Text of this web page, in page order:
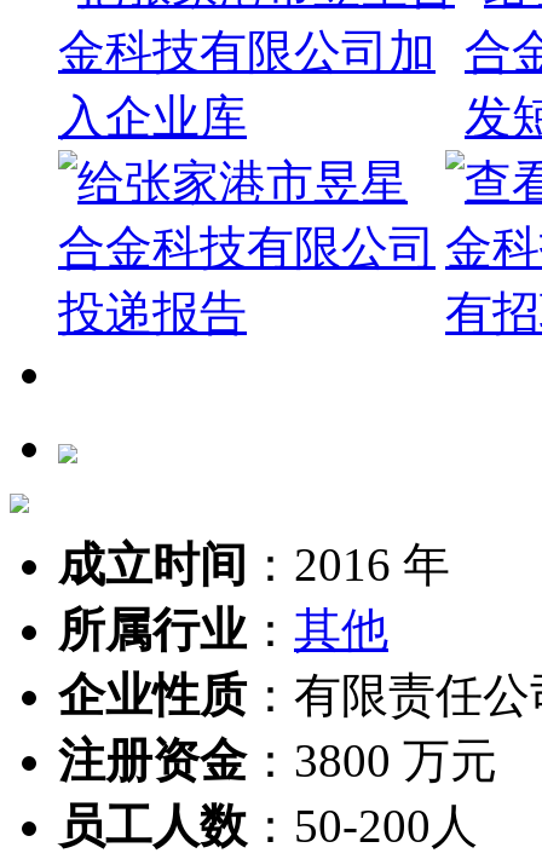
成立时间 ： 2016 年
所属行业： 其他
企业性质： 有限责任公
注册资金： 3800 万元
员工人数 ： 50-200人